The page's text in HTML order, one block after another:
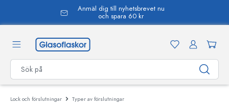
Anmäl dig till nyhetsbrevet nu
och spara 60 kr
Lock och förslutningar Typer av förslutningar